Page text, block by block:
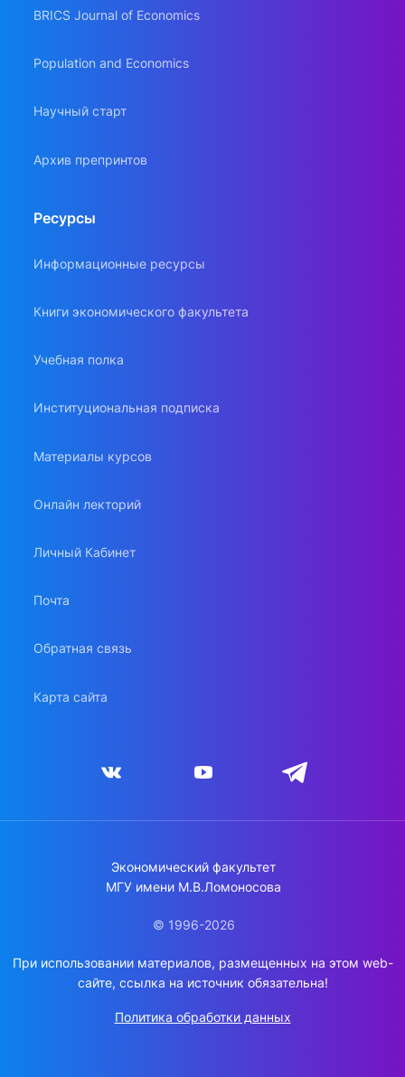
BRICS Journal of Economics
Population and Economics
Научный старт
Архив препринтов
Ресурсы
Информационные ресурсы
Книги экономического факультета
Учебная полка
Институциональная подписка
Материалы курсов
Онлайн лекторий
Личный Кабинет
Почта
Обратная связь
Карта сайта
Экономический факультет
МГУ имени М.В.Ломоносова
© 1996-2026
При использовании материалов, размещенных на этом web-
сайте, ссылка на источник обязательна!
Политика обработки данных